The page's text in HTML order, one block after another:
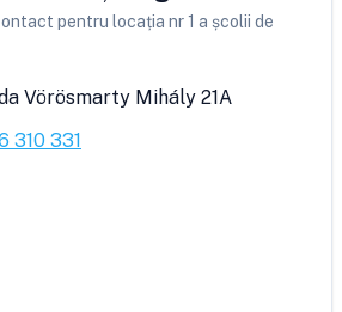
pentru locația nr 1 a școlii de
Vörösmarty Mihály 21A
310 331